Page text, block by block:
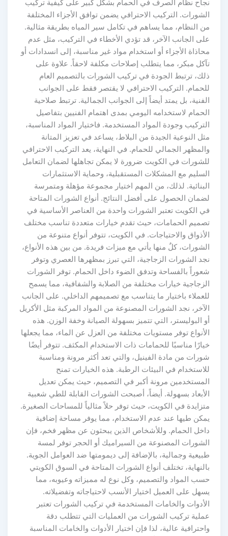
نجاح نظام الصرف في الحمام بشكل كبير على كيفية تركيب
الشورات. التركيب الاحترافي يضمن توافق الأجزاء المختلفة
من النظام، مما يساهم في تكامل سير المياه بطريقة مثالية.
على الجانب الآخر، قد تؤدي الأخطاء في التركيب، مثل عدم
محاذاة الأجزاء أو استخدام مواد غير مناسبة، إلى انسدادات أو
تآكل مبكر، مما يتطلب إصلاحات مكلفة لاحقاً. علاوة على
ذلك، ترتبط الجودة في تركيب الشورات بالتصميم العام
للحمام. التركيب الاحترافي لا يقتصر فقط على الجوانب
الفنية، بل يمتد أيضاً إلى الجوانب الجمالية. ترتبط صلاحية
الحمام لاستخدامه اليومي بمدى اهتمام الفنيين بتفاصيل
التركيب وجودة المواد المستخدمة. فاختيار المواد المناسبة،
مثل النوعية الجيدة من البلاط، يساعد في تعزيز المتانة
والمظهر الجمالي للحمام. في النهاية، يعد التركيب الاحترافي
للشورات في الكويت ضرورة لا يمكن تجاهلها لضمان التعامل
السليم مع المشكلات المستقبلية، وحماية الاستثمارات
البنائية. لذلك، من المهم اختيار مجموعة مؤهلة ومتمرسة
لضمان الحصول على أفضل النتائج. أنواع الشورات المتاحة
في الكويت تعتبر الشورات واحدة من العناصر الأساسية في
تصميم الحمامات، حيث تقدم خيارات متعددة تناسب مختلف
الأذواق والاحتياجات. في الكويت، تتوفر أنواع متنوعة من
الشورات، كلٌ منها يأتي مع ميزات فريدة. من بين هذه الأنواع،
نجد الشورات الزجاجية، التي تبرز بمظهرها العصري وتوفر
شعوراً بالفساحة وتدفق الضوء داخل الحمام. توفر الشورات
الزجاجية خيارات مختلفة من الصلابة والشفافية، مما يسمح
للعملاء باختيار ما يتناسب مع تصميمهم الداخلي. على الجانب
الآخر، نجد الشورات المصنوعة من المواد المركبة مثل الأكريل
أو البوليستر، التي تتميز بسهولة الصيانة وخفة الوزن. هذه
الأنواع توفر مستويات مختلفة من العزل عن الماء، مما يجعلها
خيارًا مناسبًا للحمامات ذات الاستخدام المكثف. تتوفر أيضًا
شورات من مادة الفينيل، والتي تعد أكثر مرونة ومناسبة
للاستخدام في البيئات الرطبة. هذه الخيارات تمنح
المستخدمين مرونة أكبر في التصميم، حيث يمكن تعديل
الأبعاد بسهولة. أيضاً، أصبحت الشورات القابلة للطي شعبية
متزايدة في الكويت، حيث توفر حلاً مثالياً للمساحات الصغيرة.
يمكن طيها عند عدم الاستخدام، مما يوفر مساحة إضافية
داخل الحمام. وللأشخاص الذين يبحثون عن مظهر فخم، فإن
الشورات المصنوعة من السيراميك أو الحجر توفر لمسة
طبيعية وجمالية، بالإضافة إلى ديمومتها ضد العوامل الجوية.
بالنهاية، تختلف أنواع الشورات المتاحة في السوق الكويتي
حسب المواد والتصميم، وكل نوع له مميزاته وعيوبه، مما
يسهل على العميل اختيار الأنسب لاحتياجاته وتفضيلاته.
الأدوات والخامات المستخدمة في تركيب الشورات تعتبر
عملية تركيب الشورات من العمليات التي تتطلب دقة
واحترافية عالية، لذا فإن اختيار الأدوات والخامات المناسبة